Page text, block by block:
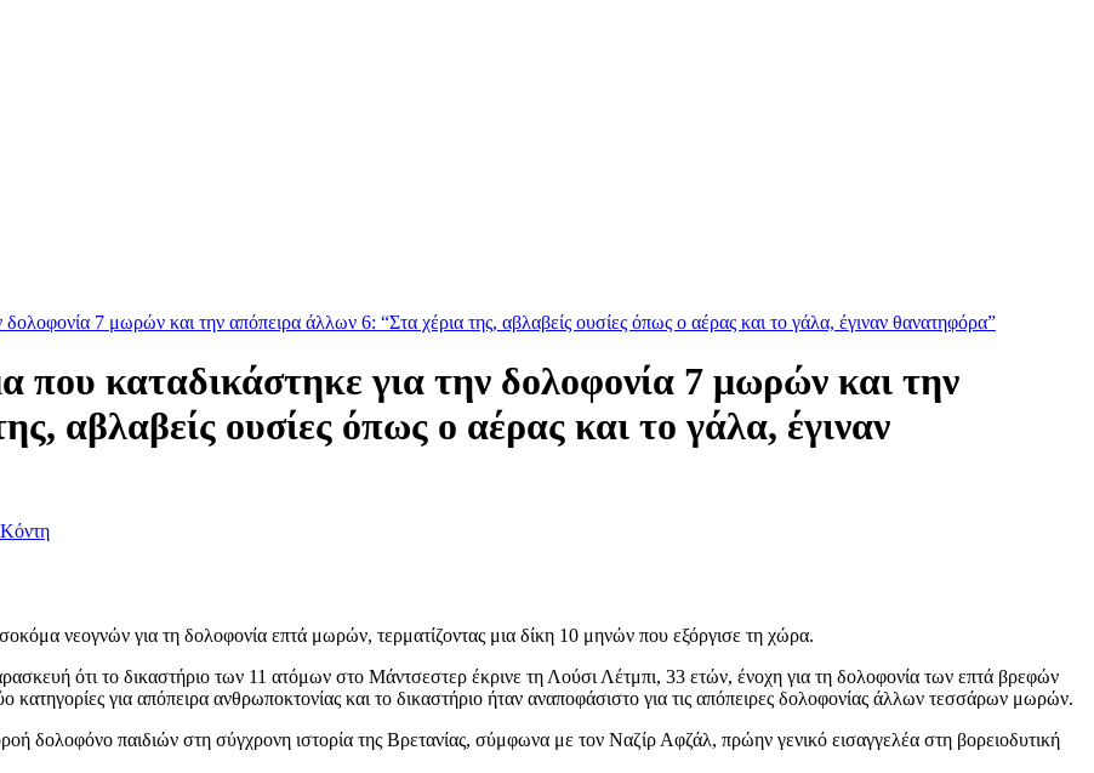
7 μωρών και την απόπειρα άλλων 6: “Στα χέρια της, αβλαβείς ουσίες όπως ο αέρας και το γάλα, έγιναν θανατηφόρα”
που καταδικάστηκε για την δολοφονία 7 μωρών και την
αβλαβείς ουσίες όπως ο αέρας και το γάλα, έγιναν
νεογνών για τη δολοφονία επτά μωρών, τερματίζοντας μια δίκη 10 μηνών που εξόργισε τη χώρα.
ότι το δικαστήριο των 11 ατόμων στο Μάντσεστερ έκρινε τη Λούσι Λέτμπι, 33 ετών, ένοχη για τη δολοφονία των επτά βρεφών
για απόπειρα ανθρωποκτονίας και το δικαστήριο ήταν αναποφάσιστο για τις απόπειρες δολοφονίας άλλων τεσσάρων μωρών.
δολοφόνο παιδιών στη σύγχρονη ιστορία της Βρετανίας, σύμφωνα με τον Ναζίρ Αφζάλ, πρώην γενικό εισαγγελέα στη βορειοδυτική